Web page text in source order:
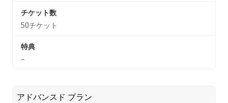
チケット数
50チケット
特典
–
アドバンスド プラン